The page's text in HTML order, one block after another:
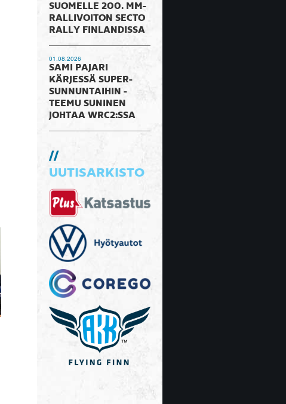
SUOMELLE 200. MM-
RALLIVOITON SECTO
RALLY FINLANDISSA
01.08.2026
SAMI PAJARI
KÄRJESSÄ SUPER-
SUNNUNTAIHIN -
TEEMU SUNINEN
JOHTAA WRC2:SSA
UUTISARKISTO